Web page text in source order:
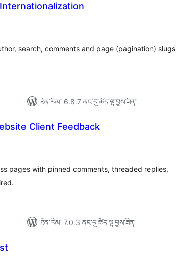
search, comments and page (pagination) slugs
ཐོན་རིམ་ 6.8.7 ནང་དུ་ཚོད་ལྟ་བྱས་ཟིན།
Client Feedback
pages with pinned comments, threaded replies,
ཐོན་རིམ་ 7.0.3 ནང་དུ་ཚོད་ལྟ་བྱས་ཟིན།